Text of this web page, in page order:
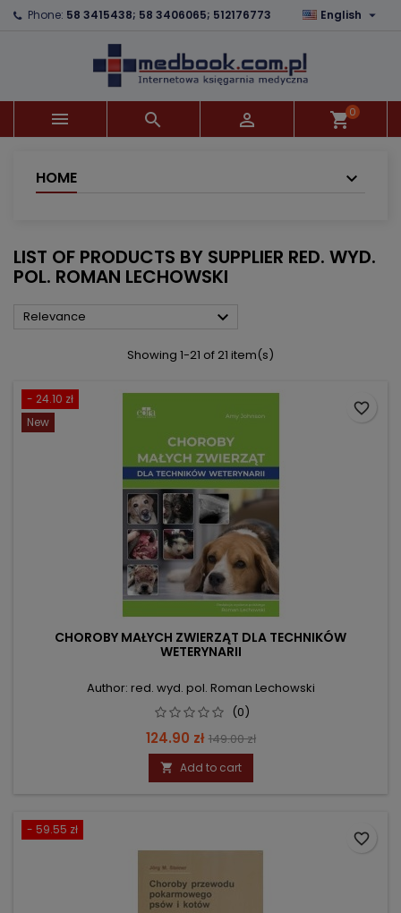
Phone: 58 3415438; 58 3406065; 512176773 English 
   shopping_cart0
HOME
LIST OF PRODUCTS BY SUPPLIER RED. WYD.
POL. ROMAN LECHOWSKI
Relevance 
Showing 1-21 of 21 item(s)
- 24.10 zł
New
CHOROBY MAŁYCH ZWIERZĄT DLA TECHNIKÓW
WETERYNARII
Author: red. wyd. pol. Roman Lechowski
(0)
Price
124.90 zł Regular
price
149.00 zł
 Add to cart
favorite_border
- 59.55 zł
favorite_border
×
×
((confirmMessage))
((cancelText)) ((modalDeleteText))
×
Wishlist name
Create wishlist
×
You need to be logged in to save products in your
wishlist.